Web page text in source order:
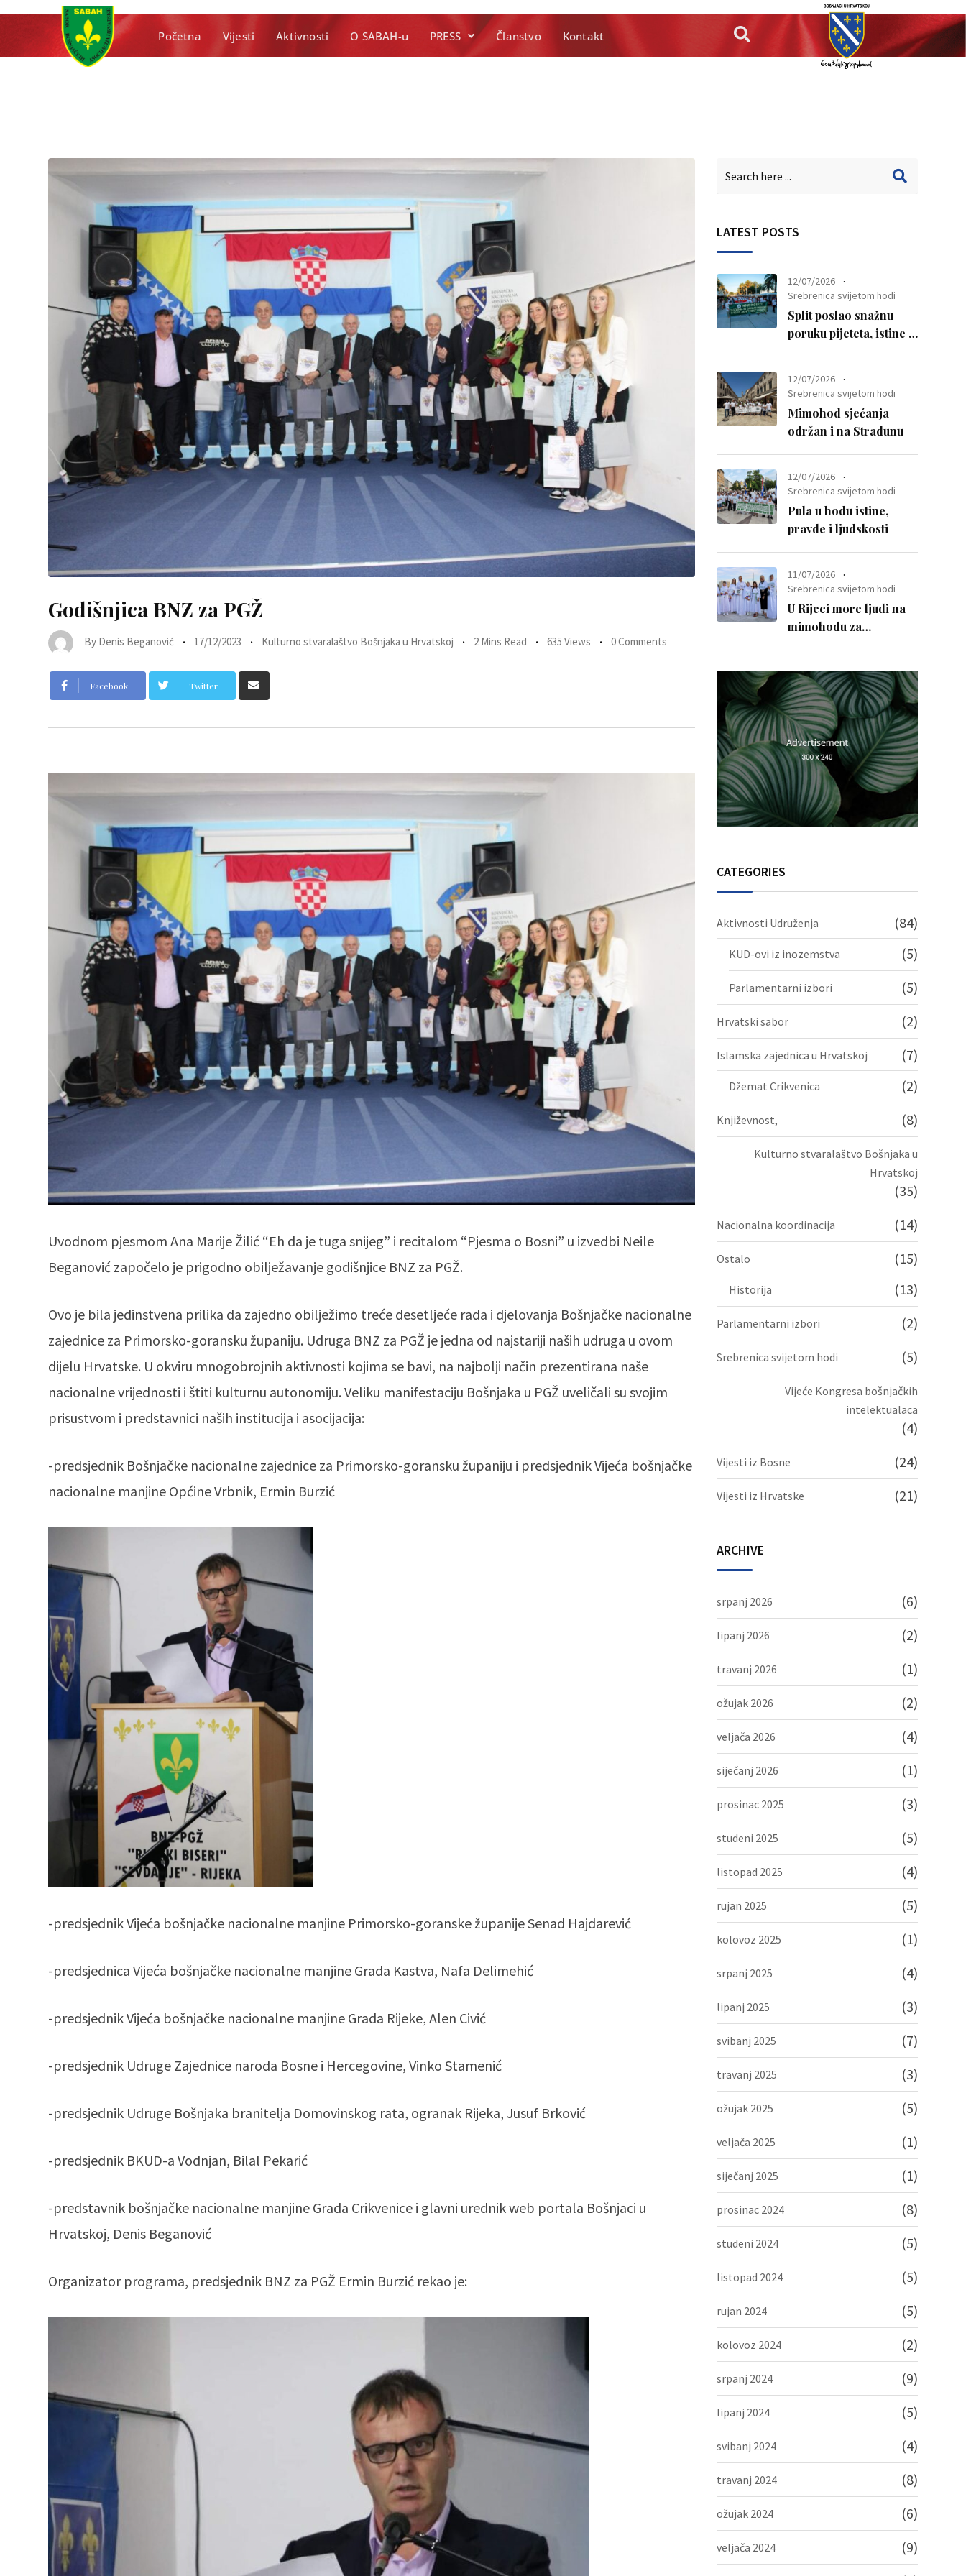
Početna Vijesti Aktivnosti O SABAH-u PRESS Članstvo Kontakt
Godišnjica BNZ za PGŽ
By Denis Beganović 17/12/2023 Kulturno stvaralaštvo Bošnjaka u Hrvatskoj 2 Mins Read 635 Views 0 Comments
Facebook Twitter
Uvodnom pjesmom Ana Marije Žilić “Eh da je tuga snijeg” i recitalom “Pjesma o Bosni” u izvedbi Neile
Beganović započelo je prigodno obilježavanje godišnjice BNZ za PGŽ.
Ovo je bila jedinstvena prilika da zajedno obilježimo treće desetljeće rada i djelovanja Bošnjačke nacionalne
zajednice za Primorsko-goransku županiju. Udruga BNZ za PGŽ je jedna od najstariji naših udruga u ovom
dijelu Hrvatske. U okviru mnogobrojnih aktivnosti kojima se bavi, na najbolji način prezentirana naše
nacionalne vrijednosti i štiti kulturnu autonomiju. Veliku manifestaciju Bošnjaka u PGŽ uveličali su svojim
prisustvom i predstavnici naših institucija i asocijacija:
-predsjednik Bošnjačke nacionalne zajednice za Primorsko-goransku županiju i predsjednik Vijeća bošnjačke
nacionalne manjine Općine Vrbnik, Ermin Burzić
-predsjednik Vijeća bošnjačke nacionalne manjine Primorsko-goranske županije Senad Hajdarević
-predsjednica Vijeća bošnjačke nacionalne manjine Grada Kastva, Nafa Delimehić
-predsjednik Vijeća bošnjačke nacionalne manjine Grada Rijeke, Alen Civić
-predsjednik Udruge Zajednice naroda Bosne i Hercegovine, Vinko Stamenić
-predsjednik Udruge Bošnjaka branitelja Domovinskog rata, ogranak Rijeka, Jusuf Brković
-predsjednik BKUD-a Vodnjan, Bilal Pekarić
-predstavnik bošnjačke nacionalne manjine Grada Crikvenice i glavni urednik web portala Bošnjaci u
Hrvatskoj, Denis Beganović
Organizator programa, predsjednik BNZ za PGŽ Ermin Burzić rekao je:
LATEST POSTS
12/07/2026
Srebrenica svijetom hodi
Split poslao snažnu
poruku pijeteta, istine i
12/07/2026
Srebrenica svijetom hodi
Mimohod sjećanja
održan i na Stradunu
12/07/2026
Srebrenica svijetom hodi
Pula u hodu istine,
pravde i ljudskosti
11/07/2026
Srebrenica svijetom hodi
U Rijeci more ljudi na
mimohodu za
CATEGORIES
Aktivnosti Udruženja (84)
KUD-ovi iz inozemstva (5)
Parlamentarni izbori (5)
Hrvatski sabor (2)
Islamska zajednica u Hrvatskoj (7)
Džemat Crikvenica (2)
Književnost, (8)
Kulturno stvaralaštvo Bošnjaka u
Hrvatskoj
(35)
Nacionalna koordinacija (14)
Ostalo (15)
Historija (13)
Parlamentarni izbori (2)
Srebrenica svijetom hodi (5)
Vijeće Kongresa bošnjačkih
intelektualaca
(4)
Vijesti iz Bosne (24)
Vijesti iz Hrvatske (21)
ARCHIVE
srpanj 2026 (6)
lipanj 2026 (2)
travanj 2026 (1)
ožujak 2026 (2)
veljača 2026 (4)
siječanj 2026 (1)
prosinac 2025 (3)
studeni 2025 (5)
listopad 2025 (4)
rujan 2025 (5)
kolovoz 2025 (1)
srpanj 2025 (4)
lipanj 2025 (3)
svibanj 2025 (7)
travanj 2025 (3)
ožujak 2025 (5)
veljača 2025 (1)
siječanj 2025 (1)
prosinac 2024 (8)
studeni 2024 (5)
listopad 2024 (5)
rujan 2024 (5)
kolovoz 2024 (2)
srpanj 2024 (9)
lipanj 2024 (5)
svibanj 2024 (4)
travanj 2024 (8)
ožujak 2024 (6)
veljača 2024 (9)